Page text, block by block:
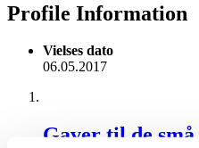
Profile Information
Vielses dato
06.05.2017
Gaver til de